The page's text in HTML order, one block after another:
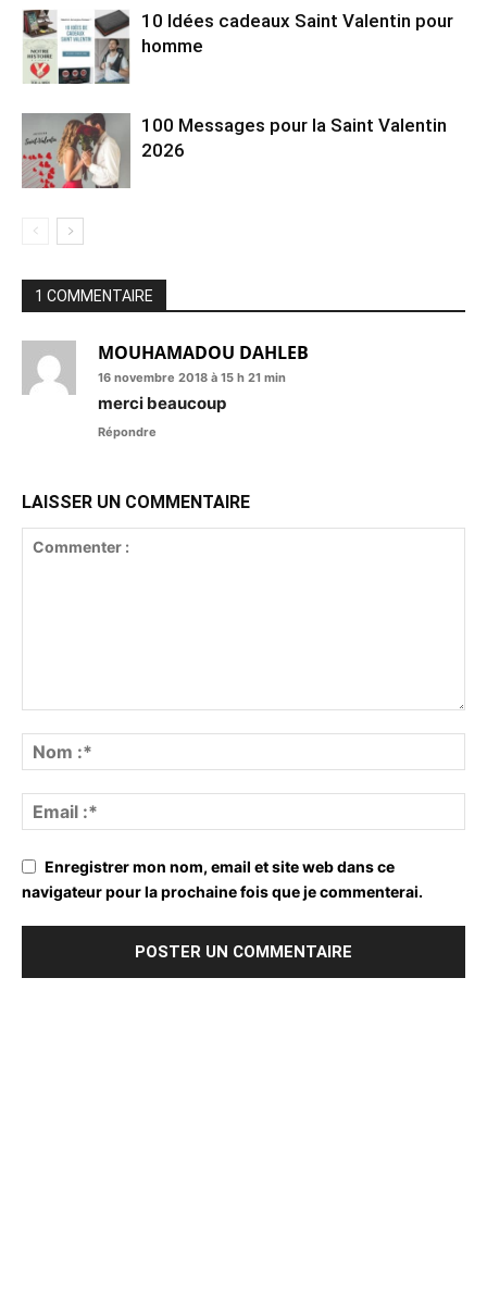
10 Idées cadeaux Saint Valentin pour
homme
100 Messages pour la Saint Valentin
2026
1 COMMENTAIRE
MOUHAMADOU DAHLEB
16 novembre 2018 à 15 h 21 min
merci beaucoup
Répondre
LAISSER UN COMMENTAIRE
Enregistrer mon nom, email et site web dans ce
navigateur pour la prochaine fois que je commenterai.